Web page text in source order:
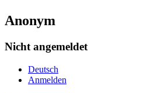
Anonym
Nicht angemeldet
Deutsch
Anmelden